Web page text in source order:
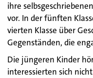
ihre
vor. In der fünften
vierten Klasse über
Gegenständen, die
Die jüngeren Kinder
interessierten sich